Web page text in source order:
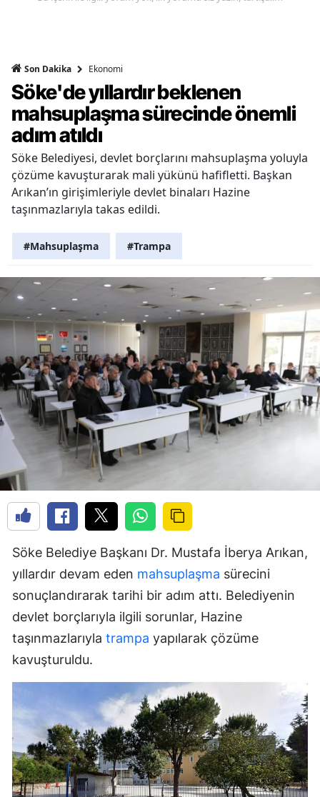
Son Dakika Ekonomi
Söke'de yıllardır beklenen
mahsuplaşma sürecinde önemli
adım atıldı
Söke Belediyesi, devlet borçlarını mahsuplaşma yoluyla
çözüme kavuşturarak mali yükünü hafifletti. Başkan
Arıkan’ın girişimleriyle devlet binaları Hazine
taşınmazlarıyla takas edildi.
#Mahsuplaşma #Trampa
Söke Belediye Başkanı Dr. Mustafa İberya Arıkan,
yıllardır devam eden mahsuplaşma sürecini
sonuçlandırarak tarihi bir adım attı. Belediyenin
devlet borçlarıyla ilgili sorunlar, Hazine
taşınmazlarıyla trampa yapılarak çözüme
kavuşturuldu.